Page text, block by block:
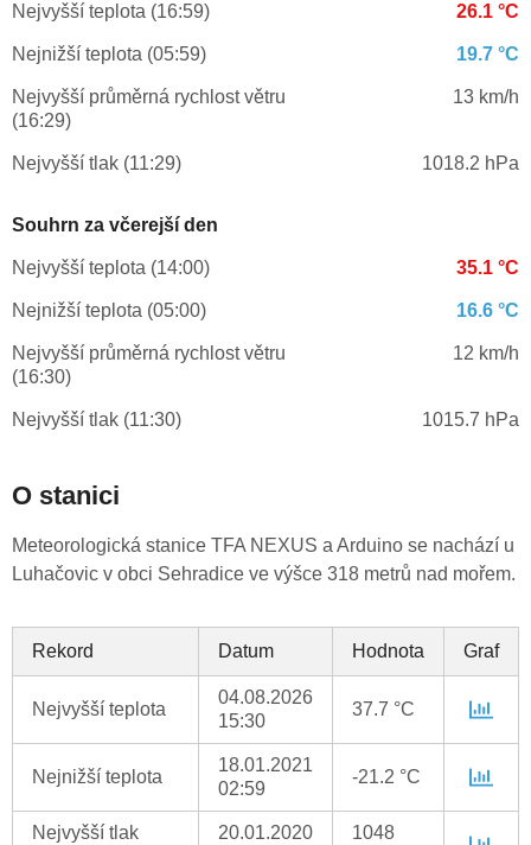
Nejvyšší teplota (16:59) 26.1 °C
Nejnižší teplota (05:59) 19.7 °C
Nejvyšší průměrná rychlost větru
(16:29)
13 km/h
Nejvyšší tlak (11:29) 1018.2 hPa
Souhrn za včerejší den
Nejvyšší teplota (14:00) 35.1 °C
Nejnižší teplota (05:00) 16.6 °C
Nejvyšší průměrná rychlost větru
(16:30)
12 km/h
Nejvyšší tlak (11:30) 1015.7 hPa
O stanici
Meteorologická stanice TFA NEXUS a Arduino se nachází u
Luhačovic v obci Sehradice ve výšce 318 metrů nad mořem.
Rekord Datum Hodnota Graf
Nejvyšší teplota
04.08.2026
15:30
37.7 °C
Nejnižší teplota
18.01.2021
02:59
-21.2 °C
Nejvyšší tlak
20.01.2020
1048